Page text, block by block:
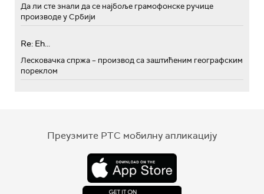
Да ли сте знали да се најбоље грамофонске ручице
производе у Србији
Re: Eh...
Лесковачка спржа – производ са заштићеним географским
пореклом
Преузмите РТС мобилну апликацију